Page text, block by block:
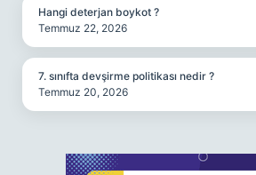
Hangi deterjan boykot ?
Temmuz 22, 2026
7. sınıfta devşirme politikası nedir ?
Temmuz 20, 2026